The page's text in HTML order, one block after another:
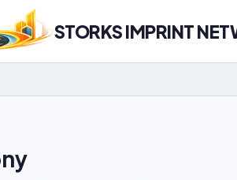
STORKS IMPRINT